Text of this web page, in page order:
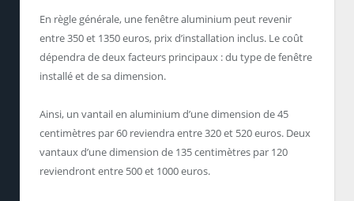
En règle générale, une fenêtre aluminium peut revenir
entre 350 et 1350 euros, prix d’installation inclus. Le coût
dépendra de deux facteurs principaux : du type de fenêtre
installé et de sa dimension.
Ainsi, un vantail en aluminium d’une dimension de 45
centimètres par 60 reviendra entre 320 et 520 euros. Deux
vantaux d’une dimension de 135 centimètres par 120
reviendront entre 500 et 1000 euros.